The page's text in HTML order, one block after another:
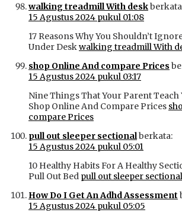
walking treadmill With desk
15 Agustus 2024 pukul 01:08
17 Reasons Why You Shouldn’t
Under Deskwalking treadmill With
shop Online And compare Prices
15 Agustus 2024 pukul 03:17
Nine Things That Your Parent Teach
Shop Online And Compare Prices
compare Prices
pull out sleeper sectionalberkata:
15 Agustus 2024 pukul 05:01
10 Healthy Habits For A Healthy
Pull Out Bed pull out sleeper sectional
How Do I Get An Adhd Assessment
15 Agustus 2024 pukul 05:05